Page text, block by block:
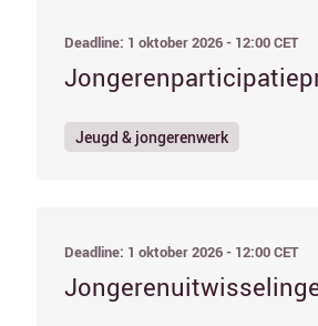
Deadline: 1 oktober 2026 - 12:00 CET
Jeugd & jongerenwerk
Deadline: 1 oktober 2026 - 12:00 CET